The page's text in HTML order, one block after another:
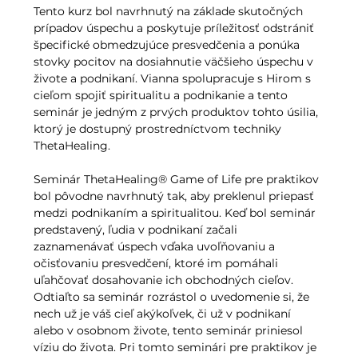
Tento kurz bol navrhnutý na základe skutočných
prípadov úspechu a poskytuje príležitosť odstrániť
špecifické obmedzujúce presvedčenia a ponúka
stovky pocitov na dosiahnutie väčšieho úspechu v
živote a podnikaní. Vianna spolupracuje s Hirom s
cieľom spojiť spiritualitu a podnikanie a tento
seminár je jedným z prvých produktov tohto úsilia,
ktorý je dostupný prostredníctvom techniky
ThetaHealing.
Seminár ThetaHealing® Game of Life pre praktikov
bol pôvodne navrhnutý tak, aby preklenul priepasť
medzi podnikaním a spiritualitou. Keď bol seminár
predstavený, ľudia v podnikaní začali
zaznamenávať úspech vďaka uvoľňovaniu a
očisťovaniu presvedčení, ktoré im pomáhali
uľahčovať dosahovanie ich obchodných cieľov.
Odtiaľto sa seminár rozrástol o uvedomenie si, že
nech už je váš cieľ akýkoľvek, či už v podnikaní
alebo v osobnom živote, tento seminár priniesol
víziu do života. Pri tomto seminári pre praktikov je